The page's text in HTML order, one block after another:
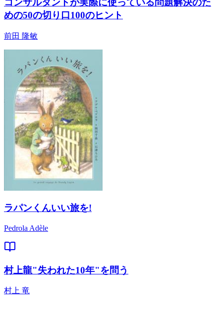
コンサルタントが実際に使っている問題解決のた
めの50の切り口100のヒント
前田 隆敏
ラパンくんいい旅を!
Pedrola Adèle
村上龍"失われた10年"を問う
村上 竜